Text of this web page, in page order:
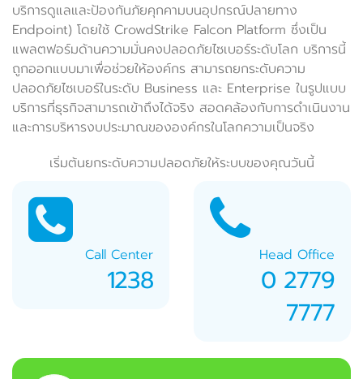
บริการดูแลและป้องกันภัยคุกคามบนอุปกรณ์ปลายทาง
Endpoint) โดยใช้ CrowdStrike Falcon Platform ซึ่งเป็น
แพลตฟอร์มด้านความมั่นคงปลอดภัยไซเบอร์ระดับโลก บริการนี้
ถูกออกแบบมาเพื่อช่วยให้องค์กร สามารถยกระดับความ
ปลอดภัยไซเบอร์ในระดับ Business และ Enterprise ในรูปแบบ
บริการที่ธุรกิจสามารถเข้าถึงได้จริง สอดคล้องกับการดำเนินงาน
และการบริหารงบประมาณขององค์กรในโลกความเป็นจริง
เริ่มต้นยกระดับความปลอดภัยให้ระบบของคุณวันนี้
Call Center
1238
Head Office
0 2779
7777